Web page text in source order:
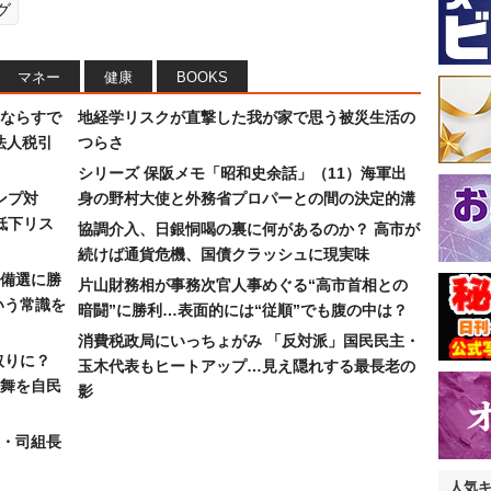
マネー 健康 BOOKS
らすで
税引
プ対
下リス
選に勝
う常識を
に？
を自民
司組長
地経学リスクが直撃した我が家で思う被災生活の
つらさ
シリーズ 保阪メモ「昭和史余話」（11）海軍出
身の野村大使と外務省プロパーとの間の決定的溝
協調介入、日銀恫喝の裏に何があるのか？ 高市が
続けば通貨危機、国債クラッシュに現実味
片山財務相が事務次官人事めぐる“高市首相との
暗闘”に勝利…表面的には“従順”でも腹の中は？
消費税政局にいっちょがみ 「反対派」国民民主・
玉木代表もヒートアップ…見え隠れする最長老の
影
人気